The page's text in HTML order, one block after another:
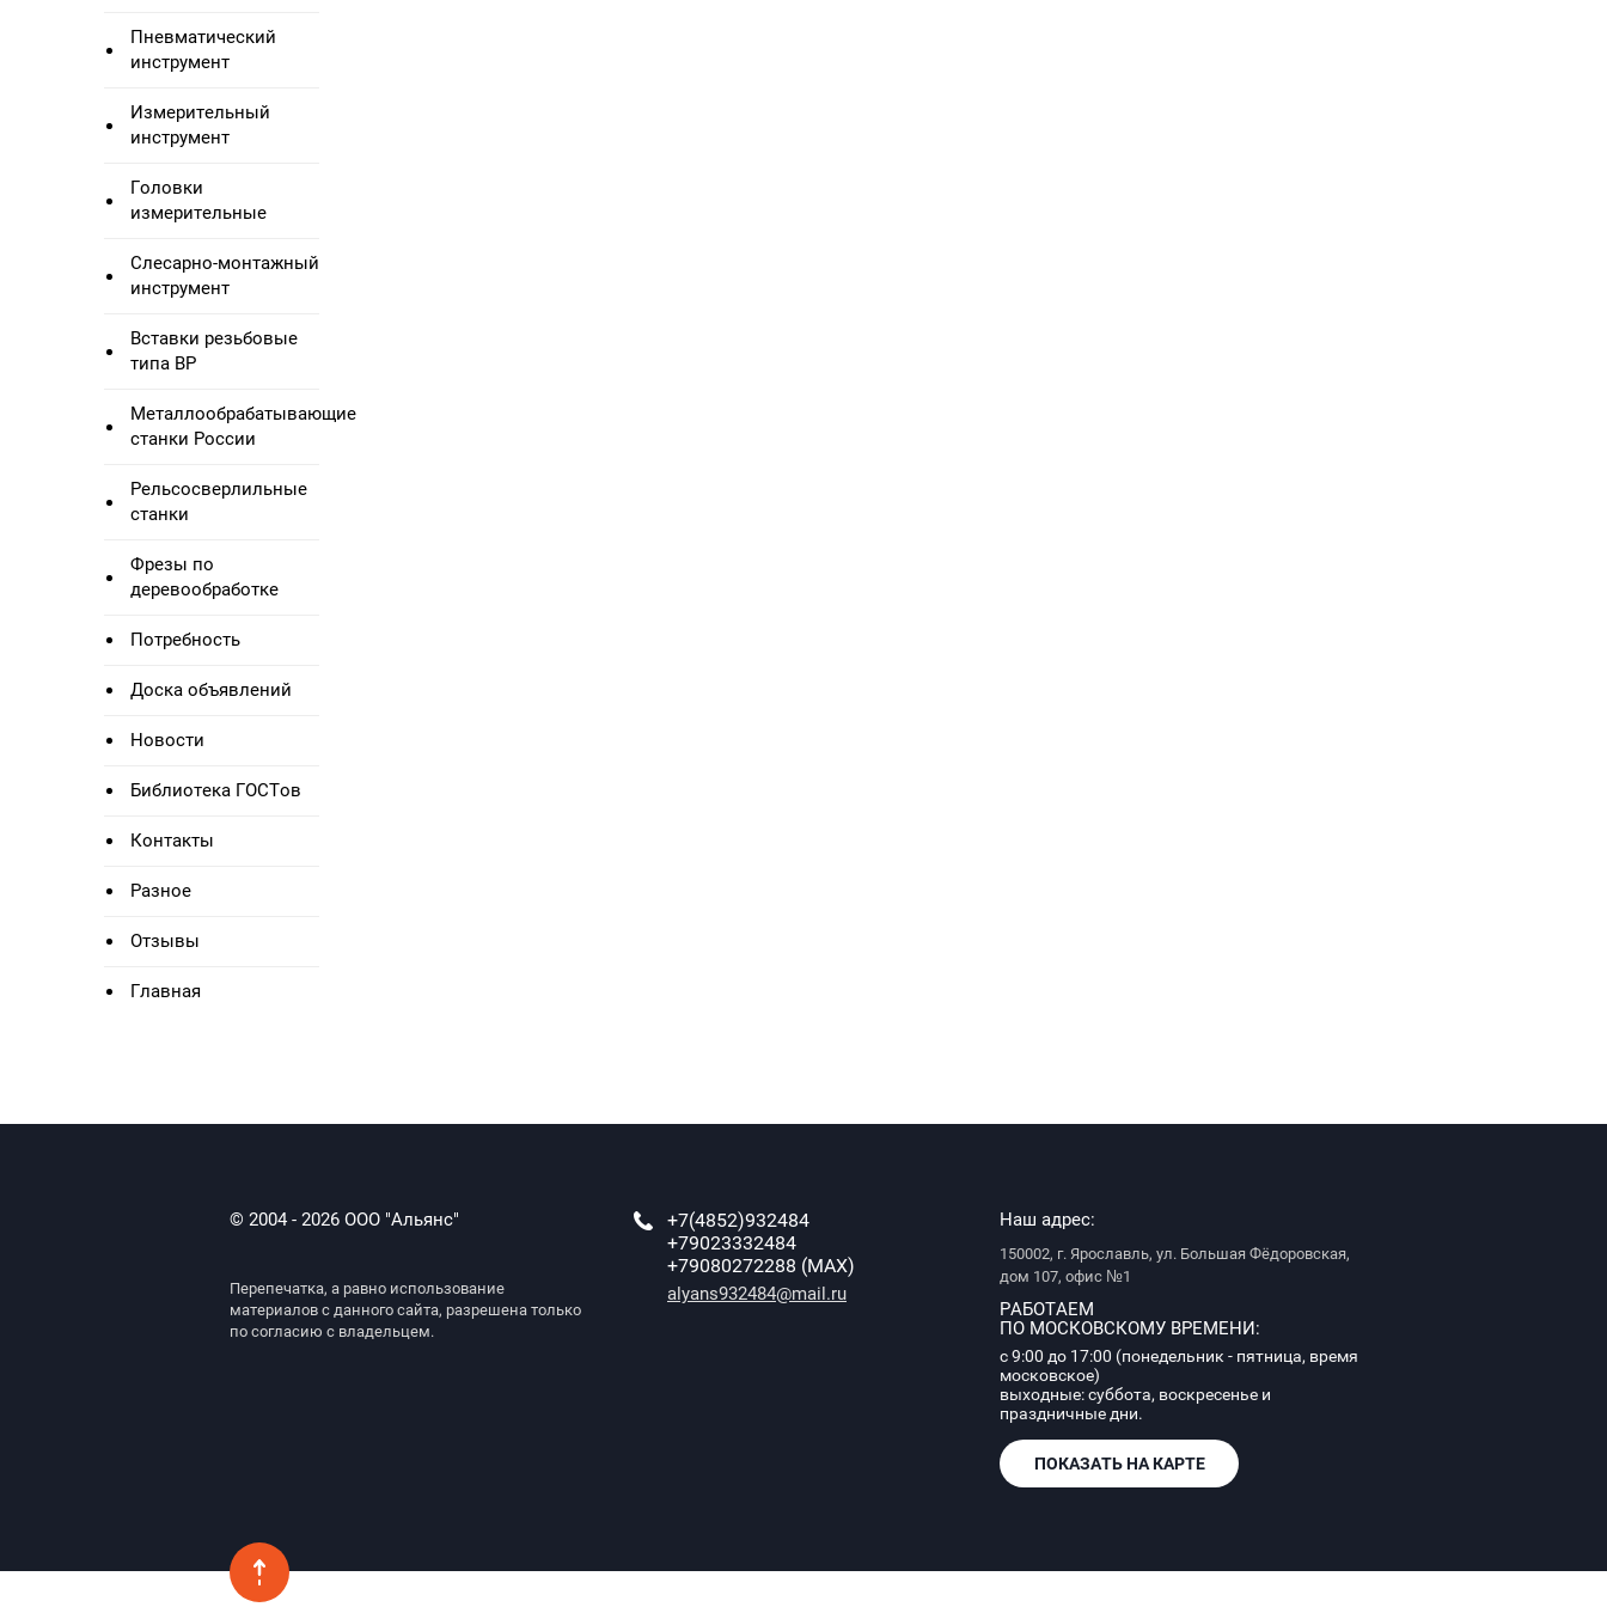
Пневматический
инструмент
Измерительный
инструмент
Головки
измерительные
Слесарно-монтажный
инструмент
Вставки резьбовые
типа ВР
Металлообрабатывающие
станки России
Рельсосверлильные
станки
Фрезы по
деревообработке
Потребность
Доска объявлений
Новости
Библиотека ГОСТов
Контакты
Разное
Отзывы
Главная
© 2004 - 2026 ООО "Альянс"
Перепечатка, а равно использование
материалов с данного сайта, разрешена только
по согласию с владельцем.
+7(4852)932484
+79023332484
+79080272288 (MAX)
alyans932484@mail.ru
Наш адрес:
150002, г. Ярославль, ул. Большая Фёдоровская,
дом 107, офис №1
РАБОТАЕМ
ПО МОСКОВСКОМУ ВРЕМЕНИ:
с 9:00 до 17:00 (понедельник - пятница, время
московское)
выходные: суббота, воскресенье и
праздничные дни.
ПОКАЗАТЬ НА КАРТЕ